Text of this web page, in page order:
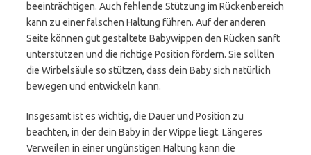
beeinträchtigen. Auch fehlende Stützung im Rückenbereich
kann zu einer falschen Haltung führen. Auf der anderen
Seite können gut gestaltete Babywippen den Rücken sanft
unterstützen und die richtige Position fördern. Sie sollten
die Wirbelsäule so stützen, dass dein Baby sich natürlich
bewegen und entwickeln kann.
Insgesamt ist es wichtig, die Dauer und Position zu
beachten, in der dein Baby in der Wippe liegt. Längeres
Verweilen in einer ungünstigen Haltung kann die